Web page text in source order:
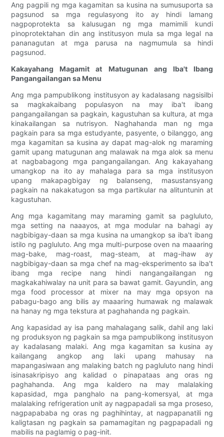
Ang pagpili ng mga kagamitan sa kusina na sumusuporta sa
pagsunod sa mga regulasyong ito ay hindi lamang
nagpoprotekta sa kalusugan ng mga mamimili kundi
pinoprotektahan din ang institusyon mula sa mga legal na
pananagutan at mga parusa na nagmumula sa hindi
pagsunod.
Kakayahang Magamit at Matugunan ang Iba't Ibang
Pangangailangan sa Menu
Ang mga pampublikong institusyon ay kadalasang nagsisilbi
sa magkakaibang populasyon na may iba't ibang
pangangailangan sa pagkain, kagustuhan sa kultura, at mga
kinakailangan sa nutrisyon. Naghahanda man ng mga
pagkain para sa mga estudyante, pasyente, o bilanggo, ang
mga kagamitan sa kusina ay dapat mag-alok ng maraming
gamit upang matugunan ang malawak na mga alok sa menu
at nagbabagong mga pangangailangan. Ang kakayahang
umangkop na ito ay mahalaga para sa mga institusyon
upang makapagbigay ng balanseng, masustansyang
pagkain na nakakatugon sa mga partikular na alituntunin at
kagustuhan.
Ang mga kagamitang may maraming gamit sa pagluluto,
mga setting na naaayos, at mga modular na bahagi ay
nagbibigay-daan sa mga kusina na umangkop sa iba't ibang
istilo ng pagluluto. Ang mga multi-purpose oven na maaaring
mag-bake, mag-roast, mag-steam, at mag-ihaw ay
nagbibigay-daan sa mga chef na mag-eksperimento sa iba't
ibang mga recipe nang hindi nangangailangan ng
magkakahiwalay na unit para sa bawat gamit. Gayundin, ang
mga food processor at mixer na may mga opsyon na
pabagu-bago ang bilis ay maaaring humawak ng malawak
na hanay ng mga tekstura at paghahanda ng pagkain.
Ang kapasidad ay isa pang mahalagang salik, dahil ang laki
ng produksyon ng pagkain sa mga pampublikong institusyon
ay kadalasang malaki. Ang mga kagamitan sa kusina ay
kailangang angkop ang laki upang mahusay na
mapangasiwaan ang malaking batch ng pagluluto nang hindi
isinasakripisyo ang kalidad o pinapataas ang oras ng
paghahanda. Ang mga kaldero na may malalaking
kapasidad, mga panghalo na pang-komersyal, at mga
malalaking refrigeration unit ay nagpapadali sa mga proseso,
nagpapababa ng oras ng paghihintay, at nagpapanatili ng
kaligtasan ng pagkain sa pamamagitan ng pagpapadali ng
mabilis na paglamig o pag-init.